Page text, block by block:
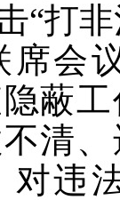
“打
席会
蔽
清
对违